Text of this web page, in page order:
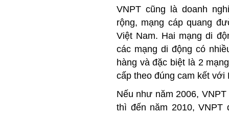
VNPT cũng là doanh
rộng, mạng cáp quang
Việt Nam. Hai mạng di
các mạng di động có
hàng và đặc biệt là 2
cấp theo đúng cam kết với
Nếu như năm 2006,
thì đến năm 2010, VNPT